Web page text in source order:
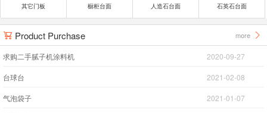
其它门板 橱柜台面 人造石台面 石英石台面
 Product Purchase more 
求购二手腻子机涂料机 2020-09-27
台球台 2021-02-08
气泡袋子 2021-01-07